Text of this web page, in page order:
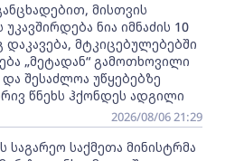
მისთვის
ნია იმნაძის 10
დაკავება, მტკიცებულებებში
„მეტადან“ გამოთხოვილი
შესაძლოა უწყებებზე
წნეხს ჰქონდეს ადგილი
2026/08/06 21:29
საგარეო საქმეთა მინისტრმა